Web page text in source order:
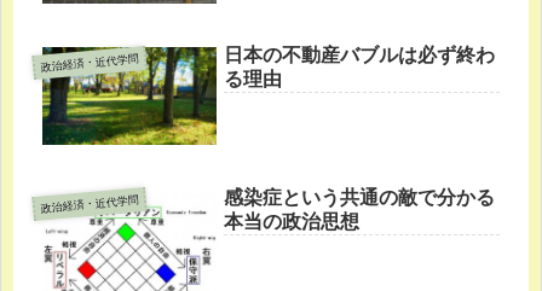
政治経済・近代学問
日本の不動産バブルは必ず終わ
る理由
政治経済・近代学問
感染症という共通の敵で分かる
本当の政治思想